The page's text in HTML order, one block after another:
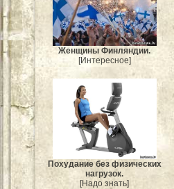
Женщины Финляндии.
[Интересное]
Похудание без физических
нагрузок.
[Надо знать]